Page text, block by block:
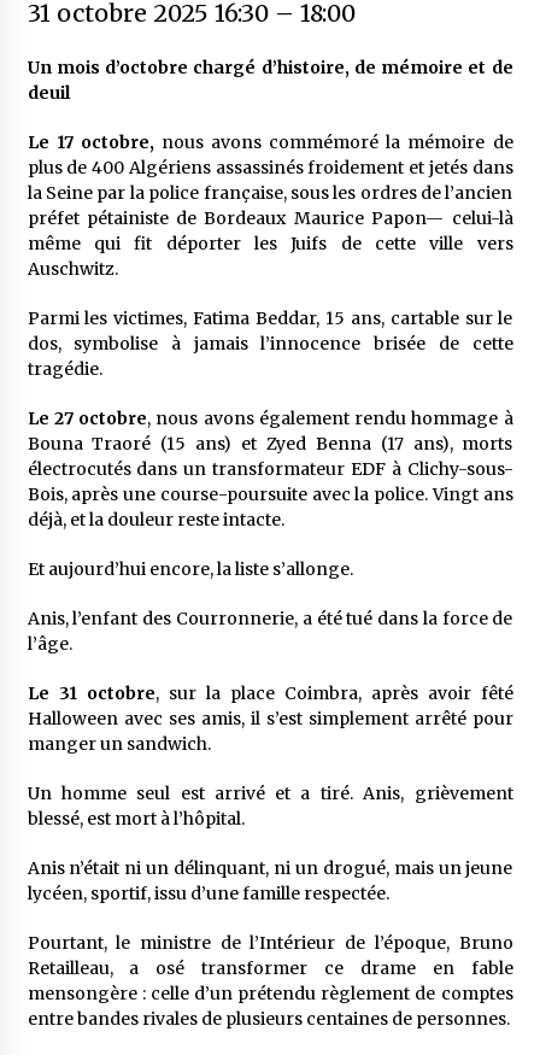
31 octobre 2025 16:30– 18:00
Un mois d’octobre chargé d’histoire, de mémoire et de
deuil
Le 17 octobre, nous avons commémoré la mémoire de
plus de 400 Algériens assassinés froidement et jetés dans
la Seine par la police française, sous les ordres de l’ancien
préfet pétainiste de Bordeaux Maurice Papon— celui-là
même qui fit déporter les Juifs de cette ville vers
Auschwitz.
Parmi les victimes, Fatima Beddar, 15 ans, cartable sur le
dos, symbolise à jamais l’innocence brisée de cette
tragédie.
Le 27 octobre, nous avons également rendu hommage à
Bouna Traoré (15 ans) et Zyed Benna (17 ans), morts
électrocutés dans un transformateur EDF à Clichy-sous-
Bois, après une course-poursuite avec la police. Vingt ans
déjà, et la douleur reste intacte.
Et aujourd’hui encore, la liste s’allonge.
Anis, l’enfant des Courronnerie, a été tué dans la force de
l’âge.
Le 31 octobre, sur la place Coimbra, après avoir fêté
Halloween avec ses amis, il s’est simplement arrêté pour
manger un sandwich.
Un homme seul est arrivé et a tiré. Anis, grièvement
blessé, est mort à l’hôpital.
Anis n’était ni un délinquant, ni un drogué, mais un jeune
lycéen, sportif, issu d’une famille respectée.
Pourtant, le ministre de l’Intérieur de l’époque, Bruno
Retailleau, a osé transformer ce drame en fable
mensongère : celle d’un prétendu règlement de comptes
entre bandes rivales de plusieurs centaines de personnes.